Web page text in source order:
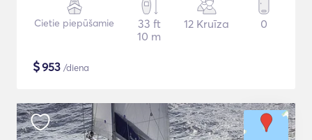
Cietie piepūšamie
33 ft
10 m
12 Kruīza 0
$953 /diena